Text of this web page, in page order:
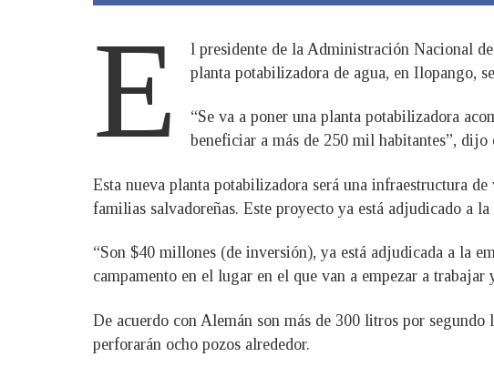
E
l presidente de la Administración Nacional
planta potabilizadora de agua, en Ilopango,
“Se va a poner una planta potabilizadora
beneficiar a más de 250 mil habitantes”,
Esta nueva planta potabilizadora será una infraestructura
familias salvadoreñas. Este proyecto ya está adjudicado a
“Son $40 millones (de inversión), ya está adjudicada a la
campamento en el lugar en el que van a empezar a
De acuerdo con Alemán son más de 300 litros por
perforarán ocho pozos alrededor.